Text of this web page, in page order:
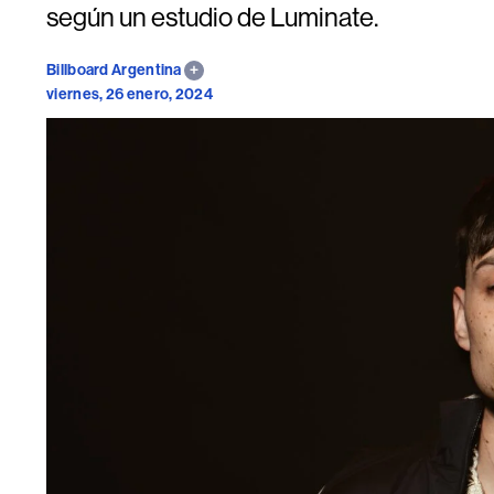
según un estudio de Luminate.
Billboard Argentina
viernes, 26 enero, 2024